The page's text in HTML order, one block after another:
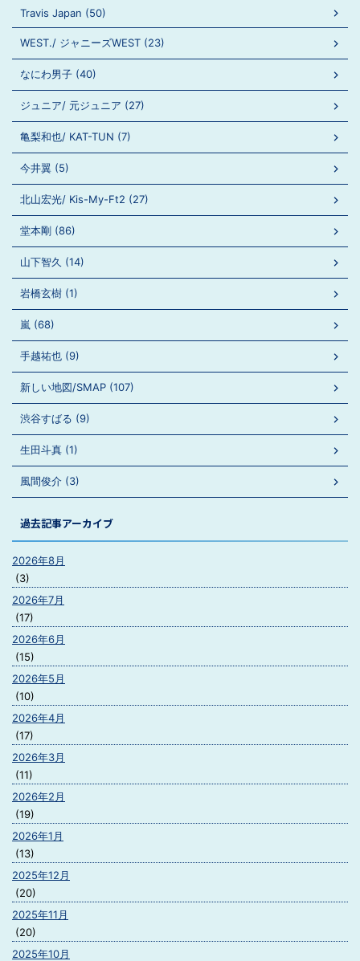
Travis Japan (50)
WEST./ ジャニーズWEST (23)
なにわ男子 (40)
ジュニア/ 元ジュニア (27)
亀梨和也/ KAT-TUN (7)
今井翼 (5)
北山宏光/ Kis-My-Ft2 (27)
堂本剛 (86)
山下智久 (14)
岩橋玄樹 (1)
嵐 (68)
手越祐也 (9)
新しい地図/SMAP (107)
渋谷すばる (9)
生田斗真 (1)
風間俊介 (3)
過去記事アーカイブ
2026年8月
(3)
2026年7月
(17)
2026年6月
(15)
2026年5月
(10)
2026年4月
(17)
2026年3月
(11)
2026年2月
(19)
2026年1月
(13)
2025年12月
(20)
2025年11月
(20)
2025年10月